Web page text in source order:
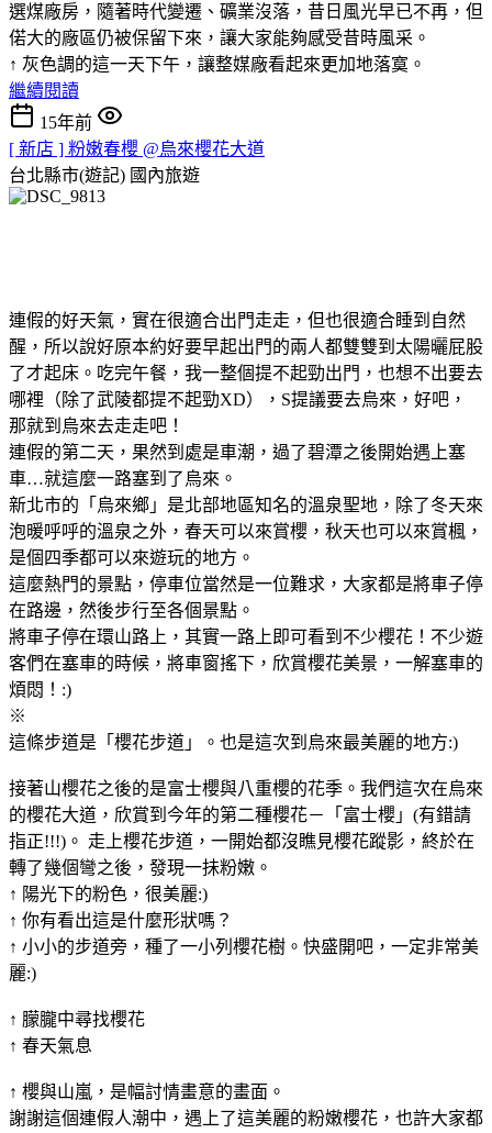
選煤廠房，隨著時代變遷、礦業沒落，昔日風光早已不再，但
偌大的廠區仍被保留下來，讓大家能夠感受昔時風采。
↑ 灰色調的這一天下午，讓整媒廠看起來更加地落寞。
繼續閱讀
15年前
[ 新店 ] 粉嫩春櫻 @烏來櫻花大道
台北縣市(遊記) 國內旅遊
連假的好天氣，實在很適合出門走走，但也很適合睡到自然
醒，所以說好原本約好要早起出門的兩人都雙雙到太陽曬屁股
了才起床。吃完午餐，我一整個提不起勁出門，也想不出要去
哪裡（除了武陵都提不起勁XD），S提議要去烏來，好吧，
那就到烏來去走走吧！
連假的第二天，果然到處是車潮，過了碧潭之後開始遇上塞
車…就這麼一路塞到了烏來。
新北市的「烏來鄉」是北部地區知名的溫泉聖地，除了冬天來
泡暖呼呼的溫泉之外，春天可以來賞櫻，秋天也可以來賞楓，
是個四季都可以來遊玩的地方。
這麼熱門的景點，停車位當然是一位難求，大家都是將車子停
在路邊，然後步行至各個景點。
將車子停在環山路上，其實一路上即可看到不少櫻花！不少遊
客們在塞車的時候，將車窗搖下，欣賞櫻花美景，一解塞車的
煩悶！:)
※
這條步道是「櫻花步道」。也是這次到烏來最美麗的地方:)
接著山櫻花之後的是富士櫻與八重櫻的花季。我們這次在烏來
的櫻花大道，欣賞到今年的第二種櫻花－「富士櫻」(有錯請
指正!!!)。 走上櫻花步道，一開始都沒瞧見櫻花蹤影，終於在
轉了幾個彎之後，發現一抺粉嫩。
↑ 陽光下的粉色，很美麗:)
↑ 你有看出這是什麼形狀嗎？
↑ 小小的步道旁，種了一小列櫻花樹。快盛開吧，一定非常美
麗:)
↑ 朦朧中尋找櫻花
↑ 春天氣息
↑ 櫻與山嵐，是幅討情畫意的畫面。
謝謝這個連假人潮中，遇上了這美麗的粉嫩櫻花，也許大家都